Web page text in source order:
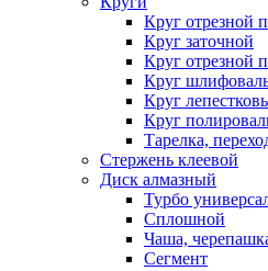
Круг отрезной
Круг заточной
Круг отрезной
Круг
Круг
Круг
Тарелка,
Стержень клеевой
Диск алмазный
Турбо
Сплошной
Чаша,
Сегмент